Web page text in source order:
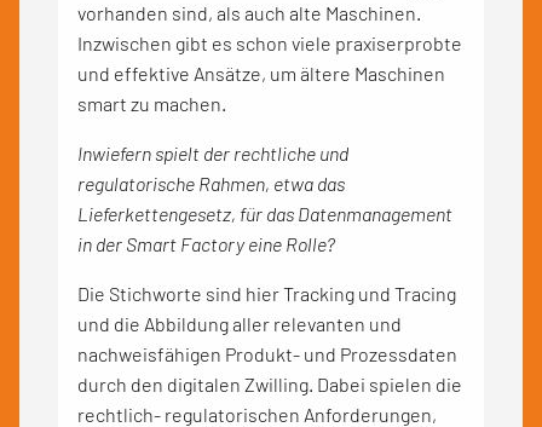
vorhanden sind, als auch alte Maschinen.
Inzwischen gibt es schon viele praxiserprobte
und effektive Ansätze, um ältere Maschinen
smart zu machen.
Inwiefern spielt der rechtliche und
regulatorische Rahmen, etwa das
Lieferkettengesetz, für das Datenmanagement
in der Smart Factory eine Rolle?
Die Stichworte sind hier Tracking und Tracing
und die Abbildung aller relevanten und
nachweisfähigen Produkt- und Prozessdaten
durch den digitalen Zwilling. Dabei spielen die
rechtlich- regulatorischen Anforderungen,